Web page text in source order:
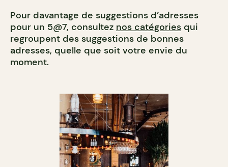
Pour davantage de suggestions d’adresses
pour un 5@7, consultez nos catégories qui
regroupent des suggestions de bonnes
adresses, quelle que soit votre envie du
moment.